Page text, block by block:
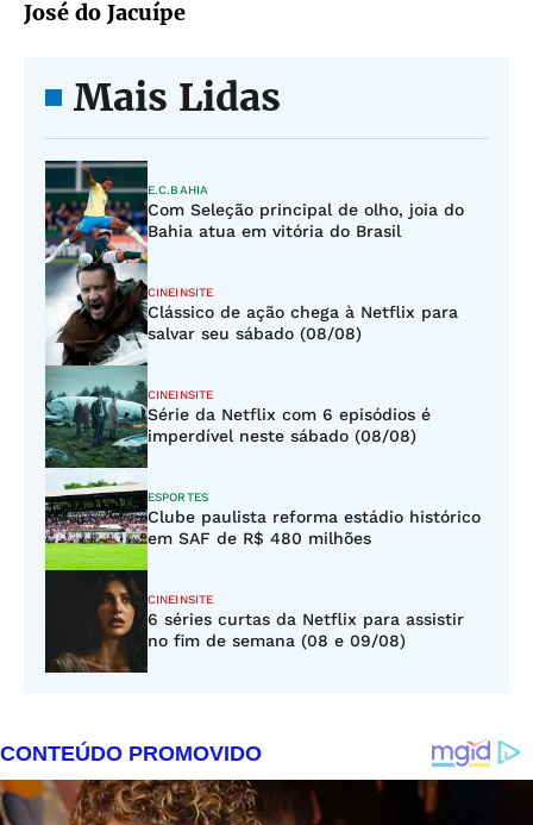
José do Jacuípe
Mais Lidas
E.C.BAHIA
Com Seleção principal de olho, joia do
Bahia atua em vitória do Brasil
CINEINSITE
Clássico de ação chega à Netflix para
salvar seu sábado (08/08)
CINEINSITE
Série da Netflix com 6 episódios é
imperdível neste sábado (08/08)
ESPORTES
Clube paulista reforma estádio histórico
em SAF de R$ 480 milhões
CINEINSITE
6 séries curtas da Netflix para assistir
no fim de semana (08 e 09/08)